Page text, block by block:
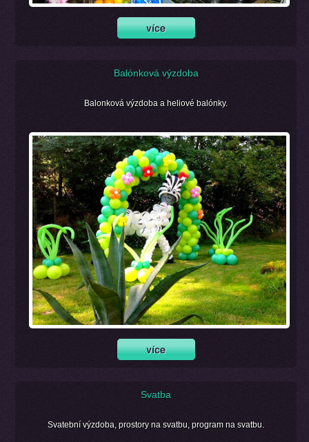
Balónková výzdoba
Balonková výzdoba a heliové balónky.
Svatba
Svatební výzdoba, prostory na svatbu, program na svatbu.